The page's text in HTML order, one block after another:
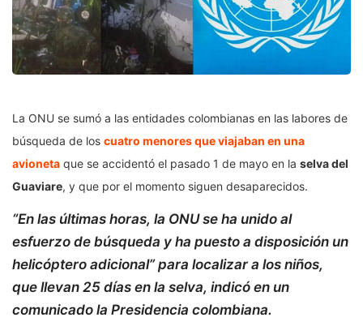
La ONU se sumó a las entidades colombianas en las labores de
búsqueda de los cuatro menores que viajaban en una
avioneta que se accidentó el pasado 1 de mayo en la selva del
Guaviare, y que por el momento siguen desaparecidos.
“En las últimas horas, la ONU se ha unido al
esfuerzo de búsqueda y ha puesto a disposición un
helicóptero adicional” para localizar a los niños,
que llevan 25 días en la selva, indicó en un
comunicado la Presidencia colombiana.